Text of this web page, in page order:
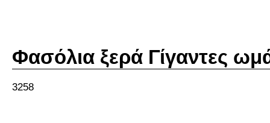
Φασόλια ξερά Γίγαντες
3258